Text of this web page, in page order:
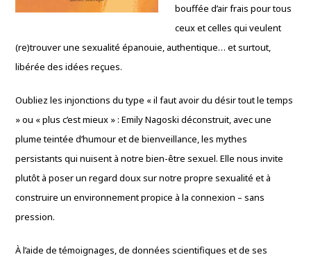
bouffée d’air frais pour tous
ceux et celles qui veulent
(re)trouver une sexualité épanouie, authentique… et surtout,
libérée des idées reçues.
Oubliez les injonctions du type « il faut avoir du désir tout le temps
» ou « plus c’est mieux » : Emily Nagoski déconstruit, avec une
plume teintée d’humour et de bienveillance, les mythes
persistants qui nuisent à notre bien-être sexuel. Elle nous invite
plutôt à poser un regard doux sur notre propre sexualité et à
construire un environnement propice à la connexion – sans
pression.
À l’aide de témoignages, de données scientifiques et de ses